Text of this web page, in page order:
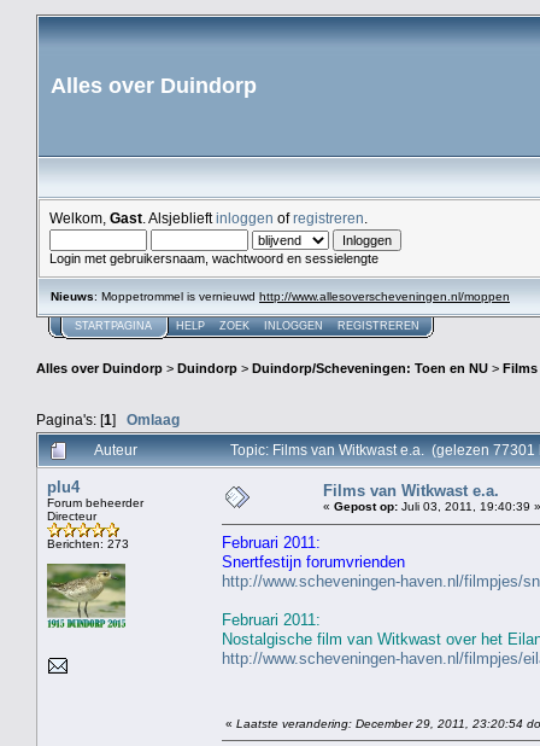
Alles over Duindorp
Welkom, Gast . Alsjeblieftinloggen ofregistreren
Login met gebruikersnaam, wachtwoord en sessielengte
Nieuws: Moppetrommel is vernieuwd http://www.allesoverscheveningen.nl/moppen
STARTPAGINA HELP ZOEK INLOGGEN REGISTREREN
Alles over Duindorp > Duindorp > Duindorp/Scheveningen: Toen en NU >
Pagina's: [1] Omlaag
Auteur
Topic: Films van Witkwast e.a. (gelezen 77301
plu4
Forum beheerder
Directeur
Berichten: 273
Films van Witkwast e.a.
« Gepost op: Juli 03, 2011, 19:40:39 »
Februari 2011:
Snertfestijn forumvrienden
http://www.scheveningen-haven.nl/filmpjes/
Februari 2011:
Nostalgische film van Witkwast over het
http://www.scheveningen-haven.nl/filmpjes/
« Laatste verandering: December 29, 2011, 23:20:54